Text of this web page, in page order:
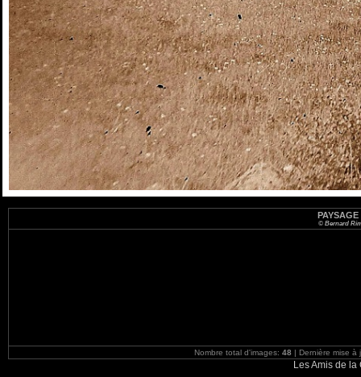
PAYSAGE
© Bernard
Nombre total d'images: 48 | Dernière mise à
Les Amis de